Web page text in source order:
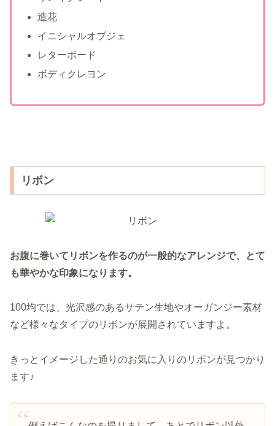
造花
イニシャルオブジェ
レターボード
ボディクレヨン
リボン
お腹に巻いてリボンを作るのが一般的なアレンジで、とて
も華やかな印象になります。
100均では、光沢感のあるサテン生地やオーガンジー素材
など様々なタイプのリボンが展開されていますよ。
きっとイメージした通りのお気に入りのリボンが見つかり
ます♪